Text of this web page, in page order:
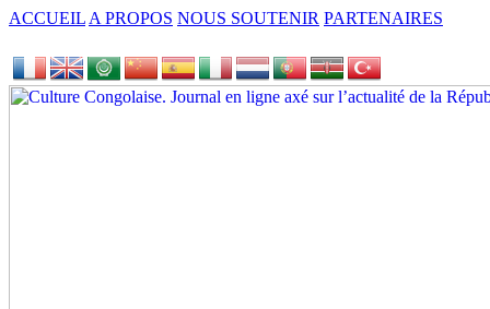
ACCUEIL A PROPOS NOUS SOUTENIR PARTENAIRES